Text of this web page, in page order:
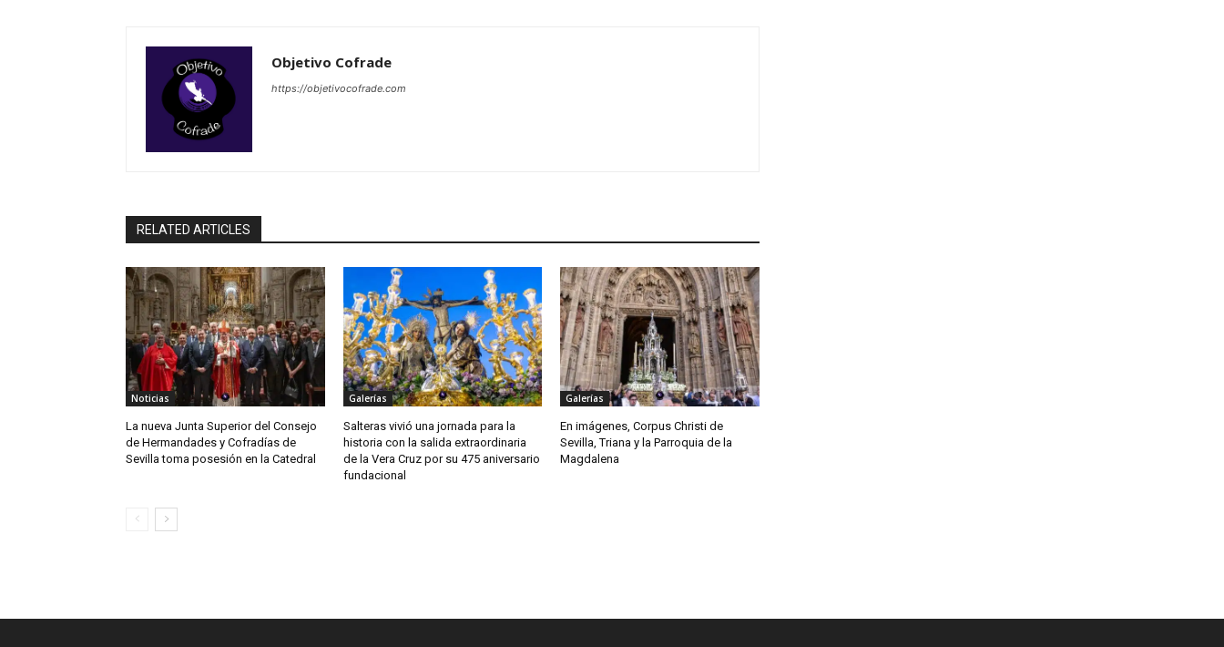
Objetivo Cofrade
https://objetivocofrade.com
RELATED ARTICLES
Noticias
La nueva Junta Superior del Consejo
de Hermandades y Cofradías de
Sevilla toma posesión en la Catedral
Galerías
Salteras vivió una jornada para la
historia con la salida extraordinaria
de la Vera Cruz por su 475 aniversario
fundacional
Galerías
En imágenes, Corpus Christi de
Sevilla, Triana y la Parroquia de la
Magdalena